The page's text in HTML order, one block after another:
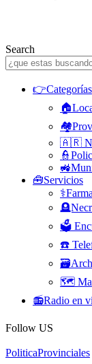
Search
👉Categorías
🇦🇷
🧰Servicios
🗳️
☎️
🗺️
📻Radio en
Follow US
PoliticaProvinciales